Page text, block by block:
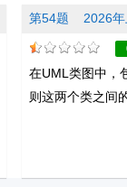
第54题 2026
在UML类图中，
则这两个类之间